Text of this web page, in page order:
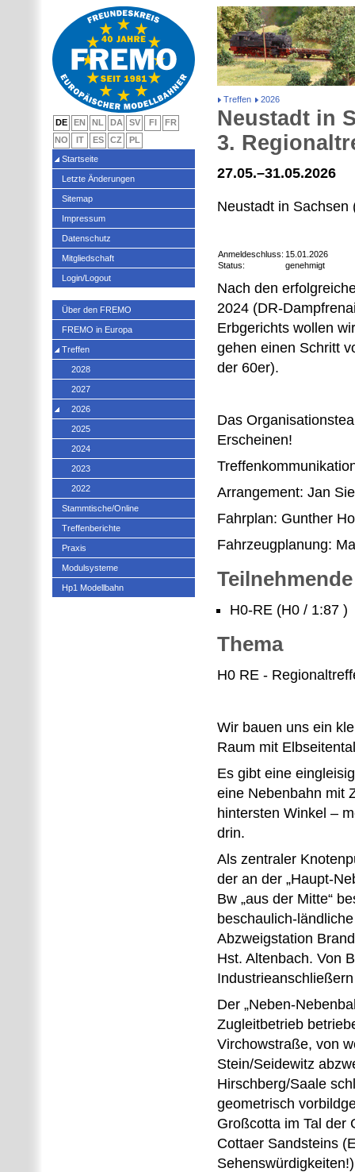
Treffen 2026
Neustadt in
3.
27.05.–31.05.2026
Neustadt in Sachsen
Anmeldeschluss: 15.01.2026
Status:
genehmigt
Nach den
2024 (DR-
Erbgerichts wollen
gehen einen Schritt
der 60er).
Das
Erscheinen!
Arrangement: Jan
Fahrplan: Gunther
Fahrzeugplanung:
H0-RE (H0 / 1:87 )
Thema
H0 RE -
Wir bauen uns ein
Raum mit
Es gibt eine
eine Nebenbahn mit
hintersten Winkel –
drin.
Als zentraler
der an der „Haupt-
Bw „aus der Mitte“
beschaulich-
Abzweigstation
Hst. Altenbach. Von
Der „Neben-
Zugleitbetrieb
Virchowstraße, von
Stein/Seidewitz
Hirschberg/Saale
geometrisch
Großcotta im Tal der
Cottaer Sandsteins
DE EN NL DA SV FI
FR
NO
IT ES CZ
PL
Startseite
Letzte Änderungen
Sitemap
Impressum
Datenschutz
Mitgliedschaft
Login/Logout
Über den FREMO
FREMO in Europa
Treffen
2028
2027
2026
2025
2024
2023
2022
Stammtische/Online
Treffenberichte
Praxis
Modulsysteme
Hp1 Modellbahn